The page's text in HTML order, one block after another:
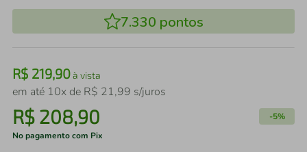
7.330 pontos
R$ 219,90à vista
em até 10x de R$ 21,99 s/juros
R$ 208,90 -5%
No pagamento com Pix